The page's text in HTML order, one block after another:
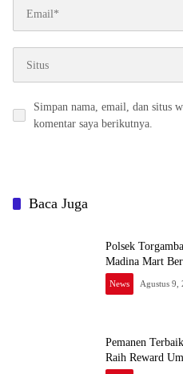
Simpan nama, email, dan situs
komentar saya berikutnya.
Baca Juga
Polsek
Madina Mart
News Agustus 9,
Pemanen
Raih Reward